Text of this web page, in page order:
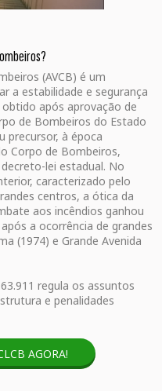
(AVCB) é um
a estabilidade e segurança
após aprovação de
de Bombeiros do Estado
precursor, à época
Corpo de Bombeiros,
lei estadual. No
caracterizado pelo
centros, a ótica da
aos incêndios ganhou
a ocorrência de grandes
(1974) e Grande Avenida
regula os assuntos
e penalidades
AGORA!